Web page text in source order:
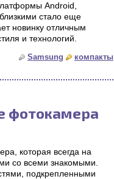
Android,
стало еще
новинку отличным
и технологий.
Samsung компакты
фотокамера
которая всегда на
со всеми знакомыми.
подкрепленными